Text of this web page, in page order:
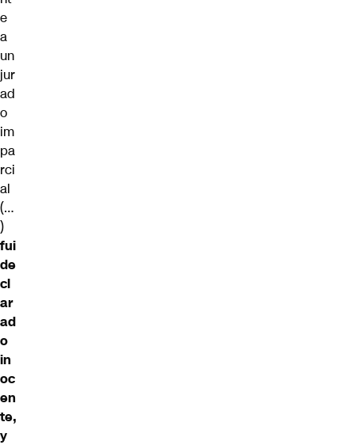
e
a
un
jur
ad
o
im
pa
rci
al
(…
)
fui
de
cl
ar
ad
o
in
oc
en
te,
y